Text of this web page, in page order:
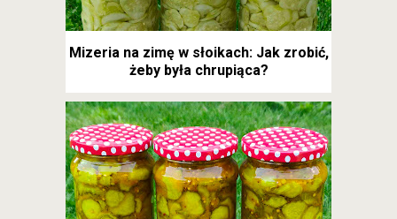
Mizeria na zimę w słoikach: Jak zrobić,
żeby była chrupiąca?